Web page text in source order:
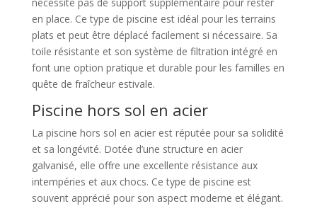
en place. Ce type de piscine est idéal pour les terrains
plats et peut être déplacé facilement si nécessaire. Sa
toile résistante et son système de filtration intégré en
font une option pratique et durable pour les familles en
quête de fraîcheur estivale.
Piscine hors sol en acier
La piscine hors sol en acier est réputée pour sa solidité
et sa longévité. Dotée d’une structure en acier
galvanisé, elle offre une excellente résistance aux
intempéries et aux chocs. Ce type de piscine est
souvent apprécié pour son aspect moderne et élégant.